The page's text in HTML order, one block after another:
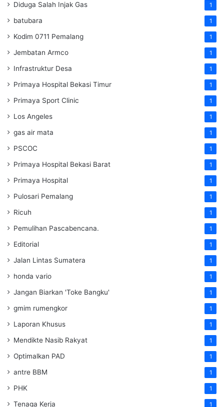
Diduga Salah Injak Gas 1
batubara 1
Kodim 0711 Pemalang 1
Jembatan Armco 1
Infrastruktur Desa 1
Primaya Hospital Bekasi Timur 1
Primaya Sport Clinic 1
Los Angeles 1
gas air mata 1
PSCOC 1
Primaya Hospital Bekasi Barat 1
Primaya Hospital 1
Pulosari Pemalang 1
Ricuh 1
Pemulihan Pascabencana. 1
Editorial 1
Jalan Lintas Sumatera 1
honda vario 1
Jangan Biarkan 'Toke Bangku' 1
gmim rumengkor 1
Laporan Khusus 1
Mendikte Nasib Rakyat 1
Optimalkan PAD 1
antre BBM 1
PHK 1
Tenaga Kerja 1